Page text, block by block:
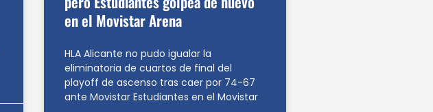
en el Movistar Arena
HLA Alicante no pudo igualar la
eliminatoria de cuartos de final del
playoff de ascenso tras caer por 74-67
ante Movistar Estudiantes en el Movistar